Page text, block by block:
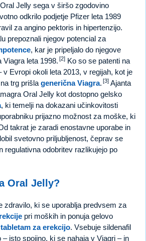
Jelly sega v širšo zgodovino
odkrilo podjetje Pfizer leta 1989
za angino pektoris in hipertenzijo.
prepoznali njegov potencial za
, kar je pripeljalo do njegove
Viagra leta 1998. [2] Ko so se patenti na
v Evropi okoli leta 2013, v regijah, kot je
trg prišla generična Viagra. [3] Ajanta
Oral Jelly kot dostopno gelsko
, ki temelji na dokazani učinkovitosti
prijazno možnost za moške, ki
takrat je zaradi enostavne uporabe in
svetovno priljubljenost, čeprav se
regulativna odobritev razlikujejo po
Oral Jelly?
zdravilo, ki se uporablja predvsem za
pri moških in ponuja gelovo
tabletam za erekcijo. Vsebuje sildenafil
isto spojino, ki se nahaja v Viagri – in